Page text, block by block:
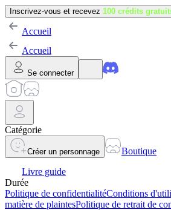
Inscrivez-vous et recevez 100 crédits
Accueil
Accueil
Se connecter
Catégorie
Créer un personnage
Boutique
Livre guide
Durée
Politique de confidentialitéConditions
matière de plaintesPolitique de retrait de